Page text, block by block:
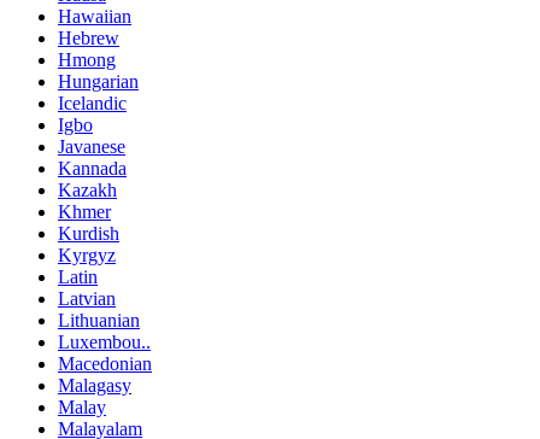
Hawaiian
Hebrew
Hmong
Hungarian
Icelandic
Igbo
Javanese
Kannada
Kazakh
Khmer
Kurdish
Kyrgyz
Latin
Latvian
Lithuanian
Luxembou..
Macedonian
Malagasy
Malay
Malayalam